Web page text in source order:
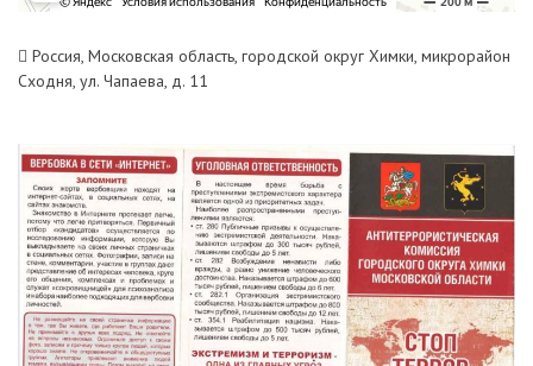
Россия, Московская область, городской округ Химки, микрорайон
Сходня, ул. Чапаева, д. 11